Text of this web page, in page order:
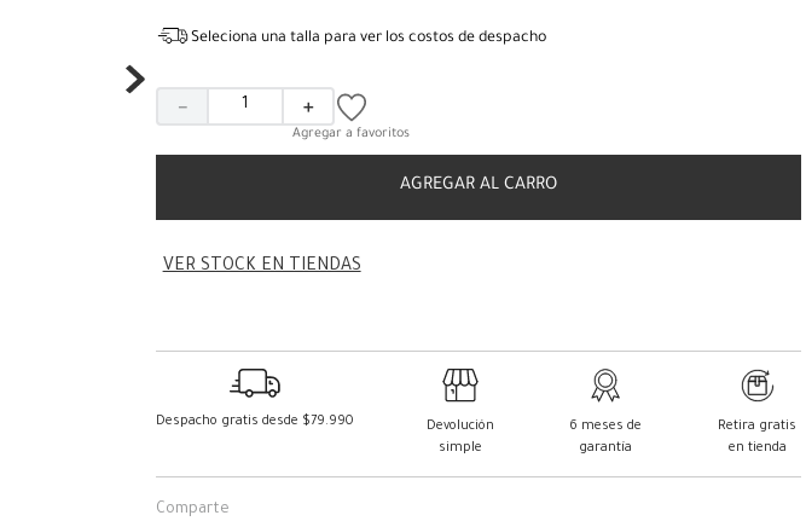
Seleciona una talla para ver los costos de despacho
＋
－
AGREGAR AL CARRO
VER STOCK EN TIENDAS
Despacho gratis desde $79.990
Devolución
simple
6 meses de
garantía
Retira gratis
en tienda
Comparte